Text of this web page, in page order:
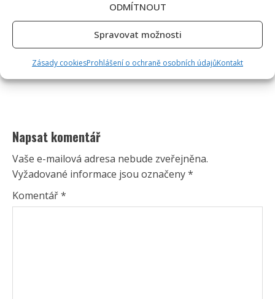
ODMÍTNOUT
Spravovat možnosti
Zásady cookiesProhlášení o ochraně osobních údajůKontakt
Napsat komentář
Vaše e-mailová adresa nebude zveřejněna.
Vyžadované informace jsou označeny*
Komentář*